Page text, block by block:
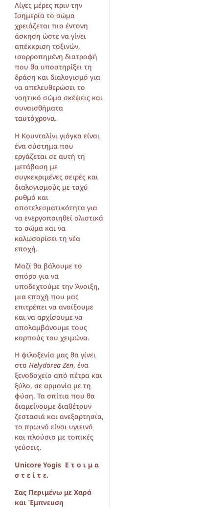
Λίγες μέρες πριν την
Ισημερία το σώμα
χρειάζεται πιο έντονη
άσκηση ώστε να γίνει
απέκκριση τοξινών,
ισορροπημένη διατροφή
που θα υποστηρίξει τη
δράση και διαλογισμό για
να απελευθερώσει το
νοητικό σώμα σκέψεις και
συναισθήματα
ταυτόχρονα.
Η Κουνταλίνι γιόγκα είναι
ένα σύστημα που
εργάζεται σε αυτή τη
μετάβαση με
συγκεκριμένες σειρές και
διαλογισμούς με ταχύ
ρυθμό και
αποτελεσματικότητα για
να ενεργοποιηθεί ολιστικά
το σώμα και να
καλωσορίσει τη νέα
εποχή.
Μαζί θα βάλουμε το
σπόρο για να
υποδεχτούμε την Άνοιξη,
μια εποχή που μας
επιτρέπει να ανοίξουμε
και να αρχίσουμε να
απολαμβάνουμε τους
καρπούς του χειμώνα.
Η φιλοξενία μας θα γίνει
στο Helydorea Zen, ένα
ξενοδοχείο από πέτρα και
ξύλο, σε αρμονία με τη
φύση. Τα σπίτια που θα
διαμείνουμε διαθέτουν
ζεστασιά και ανεξαρτησία,
το πρωινό είναι υγιεινό
και πλούσιο με τοπικές
γεύσεις.
Unicore Yogis Ε τ ο ι μ α
σ τ ε ί τ ε.
Σας Περιμένω με Χαρά
και Έμπνευση